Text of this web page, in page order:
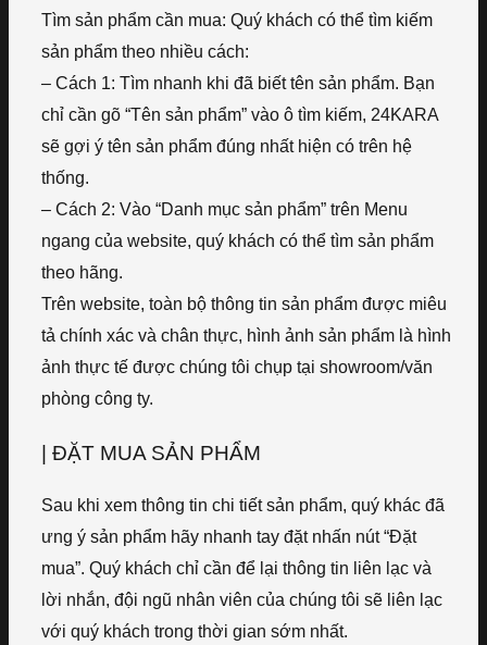
Tìm sản phẩm cần mua: Quý khách có thể tìm kiếm
sản phẩm theo nhiều cách:
– Cách 1: Tìm nhanh khi đã biết tên sản phẩm. Bạn
chỉ cần gõ “Tên sản phẩm” vào ô tìm kiếm, 24KARA
sẽ gợi ý tên sản phẩm đúng nhất hiện có trên hệ
thống.
– Cách 2: Vào “Danh mục sản phẩm” trên Menu
ngang của website, quý khách có thể tìm sản phẩm
theo hãng.
Trên website, toàn bộ thông tin sản phẩm được miêu
tả chính xác và chân thực, hình ảnh sản phẩm là hình
ảnh thực tế được chúng tôi chụp tại showroom/văn
phòng công ty.
| ĐẶT MUA SẢN PHẨM
Sau khi xem thông tin chi tiết sản phẩm, quý khác đã
ưng ý sản phẩm hãy nhanh tay đặt nhấn nút “Đặt
mua”. Quý khách chỉ cần để lại thông tin liên lạc và
lời nhắn, đội ngũ nhân viên của chúng tôi sẽ liên lạc
với quý khách trong thời gian sớm nhất.